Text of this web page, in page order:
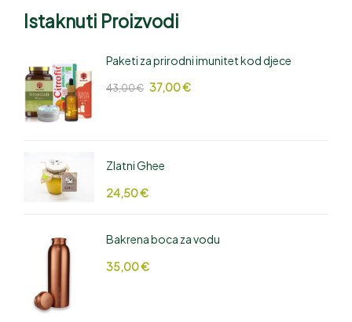
Istaknuti Proizvodi
Paketi za prirodni imunitet kod djece
43,00€ 37,00€
Zlatni Ghee
24,50€
Bakrena boca za vodu
35,00€